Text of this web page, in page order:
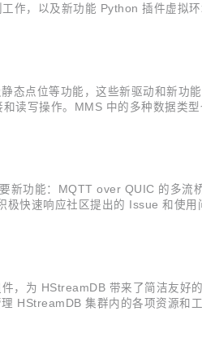
作，以及新功能 Python 插件虚拟环
态点位等功能，这些新驱动和新功
读写操作。MMS 中的多种数据类型
新功能：MQTT over QUIC 的多流
快速响应社区提出的 Issue 和使用
，为 HStreamDB 带来了简洁友好
HStreamDB 集群内的各项资源和工